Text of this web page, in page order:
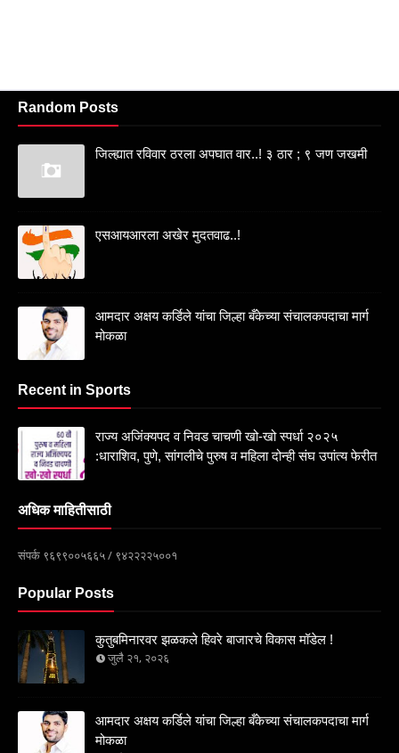
Random Posts
जिल्ह्यात रविवार ठरला अपघात वार..! ३ ठार ; ९ जण जखमी
एसआयआरला अखेर मुदतवाढ..!
आमदार अक्षय कर्डिले यांचा जिल्हा बँकेच्या संचालकपदाचा मार्ग
मोकळा
Recent in Sports
राज्य अजिंक्यपद व निवड चाचणी खो-खो स्पर्धा २०२५
:धाराशिव, पुणे, सांगलीचे पुरुष व महिला दोन्ही संघ उपांत्य फेरीत
अधिक माहितीसाठी
संपर्क ९६९९००५६६५ / ९४२२२२५००१
Popular Posts
कुतुबमिनारवर झळकले हिवरे बाजारचे विकास मॉडेल !
जुलै २१, २०२६
आमदार अक्षय कर्डिले यांचा जिल्हा बँकेच्या संचालकपदाचा मार्ग
मोकळा